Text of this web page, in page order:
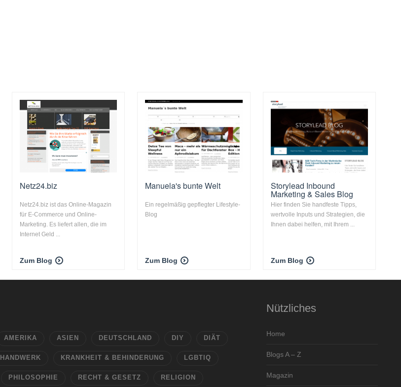
Netz24.biz
Netz24.biz ist das Online-Magazin
für E-Commerce und Online-
Marketing. Es liefert allen, die im
Internet Geld ...
Zum Blog
Manuela's bunte Welt
Ein regelmäßig gepflegter Lifestyle-
Blog
Zum Blog
Storylead Inbound
Marketing & Sales Blog
Hier finden Sie handfeste Tipps,
wertvolle Inputs und Strategien, die
Ihnen dabei helfen, mit Ihrem ...
Zum Blog
AMERIKA ASIEN DEUTSCHLAND DIY DIÄT
HANDWERK KRANKHEIT & BEHINDERUNG LGBTIQ
PHILOSOPHIE RECHT & GESETZ RELIGION
Nützliches
Home
Blogs A – Z
Magazin